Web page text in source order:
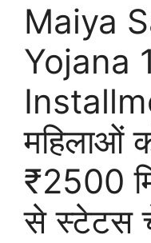
Maiya
Yojana
महिलाओं
₹2500
से स्टेटस